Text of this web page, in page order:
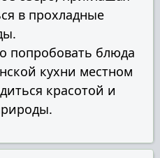
в прохладные
попробовать блюда
кухни местном
красотой и